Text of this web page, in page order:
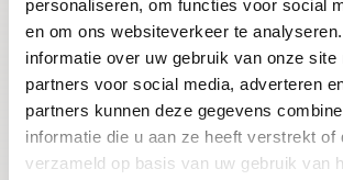
personaliseren, om functies voor social
en om ons websiteverkeer te
informatie over uw gebruik van onze site
partners voor social media, adverteren
partners kunnen deze gegevens
informatie die u aan ze heeft verstrekt of
verzameld op basis van uw gebruik van
evenementen
E-mailadres
Aanmelden